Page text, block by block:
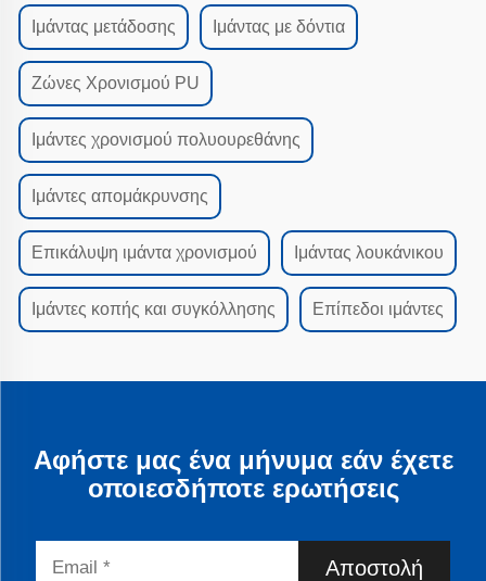
Ιμάντας μετάδοσης Ιμάντας με δόντια
Ζώνες Χρονισμού PU
Ιμάντες χρονισμού πολυουρεθάνης
Ιμάντες απομάκρυνσης
Επικάλυψη ιμάντα χρονισμού Ιμάντας λουκάνικου
Ιμάντες κοπής και συγκόλλησης Επίπεδοι ιμάντες
Αφήστε μας ένα μήνυμα εάν έχετε
οποιεσδήποτε ερωτήσεις
Αποστολή